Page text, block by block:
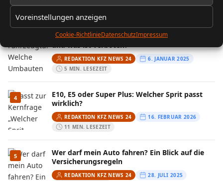
Voreinstellungen anzeigen
Cookie-RichtlinieDatenschutzImpressum
Fahrzeugtuning: Welche Umbauten sind legal
und was ist verboten?
REDAKTION KFZ NEWS 24
6. JANUAR 2025
5 MIN. LESEZEIT
4
E10, E5 oder Super Plus: Welcher Sprit passt
wirklich?
REDAKTION KFZ NEWS 24
16. FEBRUAR 2026
11 MIN. LESEZEIT
5
Wer darf mein Auto fahren? Ein Blick auf die
Versicherungsregeln
REDAKTION KFZ NEWS 24
28. JULI 2025